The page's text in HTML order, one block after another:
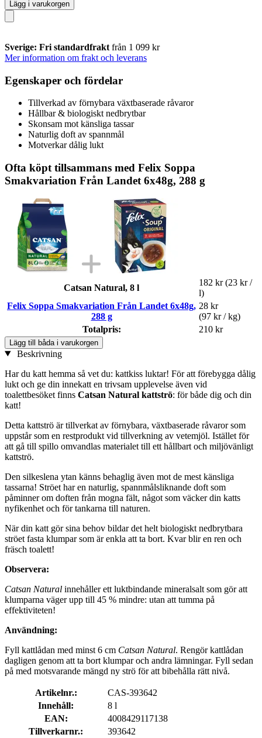
Lägg i varukorgen
Sverige: Fri standardfrakt från 1 099 kr
Mer information om frakt och leverans
Egenskaper och fördelar
Tillverkad av förnybara växtbaserade råvaror
Hållbar & biologiskt nedbrytbar
Skonsam mot känsliga tassar
Naturlig doft av spannmål
Motverkar dålig lukt
Ofta köpt tillsammans med Felix Soppa
Smakvariation Från Landet 6x48g, 288 g
Catsan Natural, 8 l
182 kr (23 kr /
l)
Felix Soppa Smakvariation Från Landet 6x48g,
288 g
28 kr
(97 kr / kg)
Totalpris:
210 kr
Lägg till båda i varukorgen
Beskrivning
Har du katt hemma så vet du: kattkiss luktar! För att förebygga dålig
lukt och ge din innekatt en trivsam upplevelse även vid
toalettbesöket finns Catsan Natural kattströ: för både dig och din
katt!
Detta kattströ är tillverkat av förnybara, växtbaserade råvaror som
uppstår som en restprodukt vid tillverkning av vetemjöl. Istället för
att gå till spillo omvandlas materialet till ett hållbart och miljövänligt
kattströ.
Den silkeslena ytan känns behaglig även mot de mest känsliga
tassarna! Ströet har en naturlig, spannmålsliknande doft som
påminner om doften från mogna fält, något som väcker din katts
nyfikenhet och för tankarna till naturen.
När din katt gör sina behov bildar det helt biologiskt nedbrytbara
ströet fasta klumpar som är enkla att ta bort. Kvar blir en ren och
fräsch toalett!
Observera:
Catsan Natural innehåller ett luktbindande mineralsalt som gör att
klumparna väger upp till 45 % mindre: utan att tumma på
effektiviteten!
Användning:
Fyll kattlådan med minst 6 cm Catsan Natural. Rengör kattlådan
dagligen genom att ta bort klumpar och andra lämningar. Fyll sedan
på med motsvarande mängd ny strö för att bibehålla rätt nivå.
Artikelnr.:
CAS-393642
Innehåll:
8 l
EAN:
4008429117138
Tillverkarnr.:
393642